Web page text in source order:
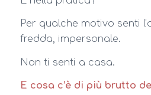
Per qualche motivo senti
fredda, impersonale.
Non ti senti a casa.
E cosa c’è di più brutto